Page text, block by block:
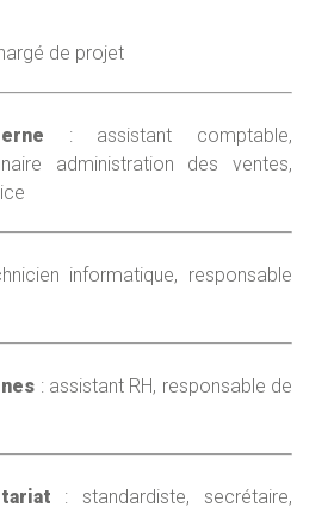
de projet
: assistant comptable,
administration des ventes,
informatique, responsable
: assistant RH, responsable de
: standardiste, secrétaire,